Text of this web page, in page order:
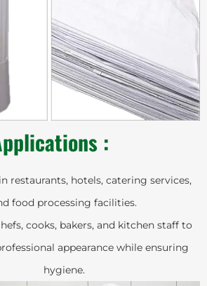
:
restaurants, hotels, catering services,
food processing facilities.
cooks, bakers, and kitchen staff to
appearance while ensuring
hygiene.